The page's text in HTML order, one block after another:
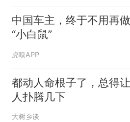
中国车主，终于不用再做
“小白鼠”
虎嗅APP
都动人命根子了，总得让
人扑腾几下
大树乡谈